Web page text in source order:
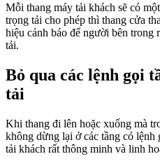
Mỗi thang máy tải khách sẽ có
trọng tải cho phép thì thang cửa
hiệu cảnh báo để người bên trong
tải.
Bỏ qua các lệnh gọi
tải
Khi thang đi lên hoặc xuống mà
không dừng lại ở các tầng có
tải khách rất thông minh và linh